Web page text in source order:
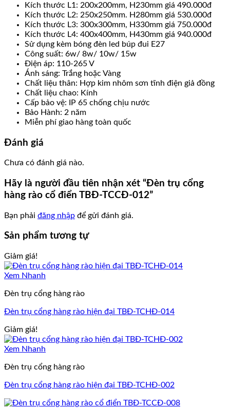
Kích thước L1: 200x200mm, H230mm giá 490.000đ
Kích thước L2: 250x250mm. H280mm giá 530.000đ
Kích thước L3: 300x300mm, H330mm giá 750.000đ
Kích thước L4: 400x400mm, H430mm giá 940.000đ
Sử dụng kèm bóng đèn led búp đui E27
Công suất: 6w/ 8w/ 10w/ 15w
Điện áp: 110-265 V
Ánh sáng: Trắng hoặc Vàng
Chất liệu thân: Hợp kim nhôm sơn tĩnh điện giả đồng
Chất liệu chao: Kính
Cấp bảo vệ: IP 65 chống chịu nước
Bảo Hành: 2 năm
Miễn phí giao hàng toàn quốc
Đánh giá
Chưa có đánh giá nào.
Hãy là người đầu tiên nhận xét “Đèn trụ cổng
hàng rào cổ điển TBĐ-TCCĐ-012”
Bạn phải đăng nhập để gửi đánh giá.
Sản phẩm tương tự
Giảm giá!
Xem Nhanh
Đèn trụ cổng hàng rào
Đèn trụ cổng hàng rào hiện đại TBĐ-TCHĐ-014
Giảm giá!
Xem Nhanh
Đèn trụ cổng hàng rào
Đèn trụ cổng hàng rào hiện đại TBĐ-TCHĐ-002